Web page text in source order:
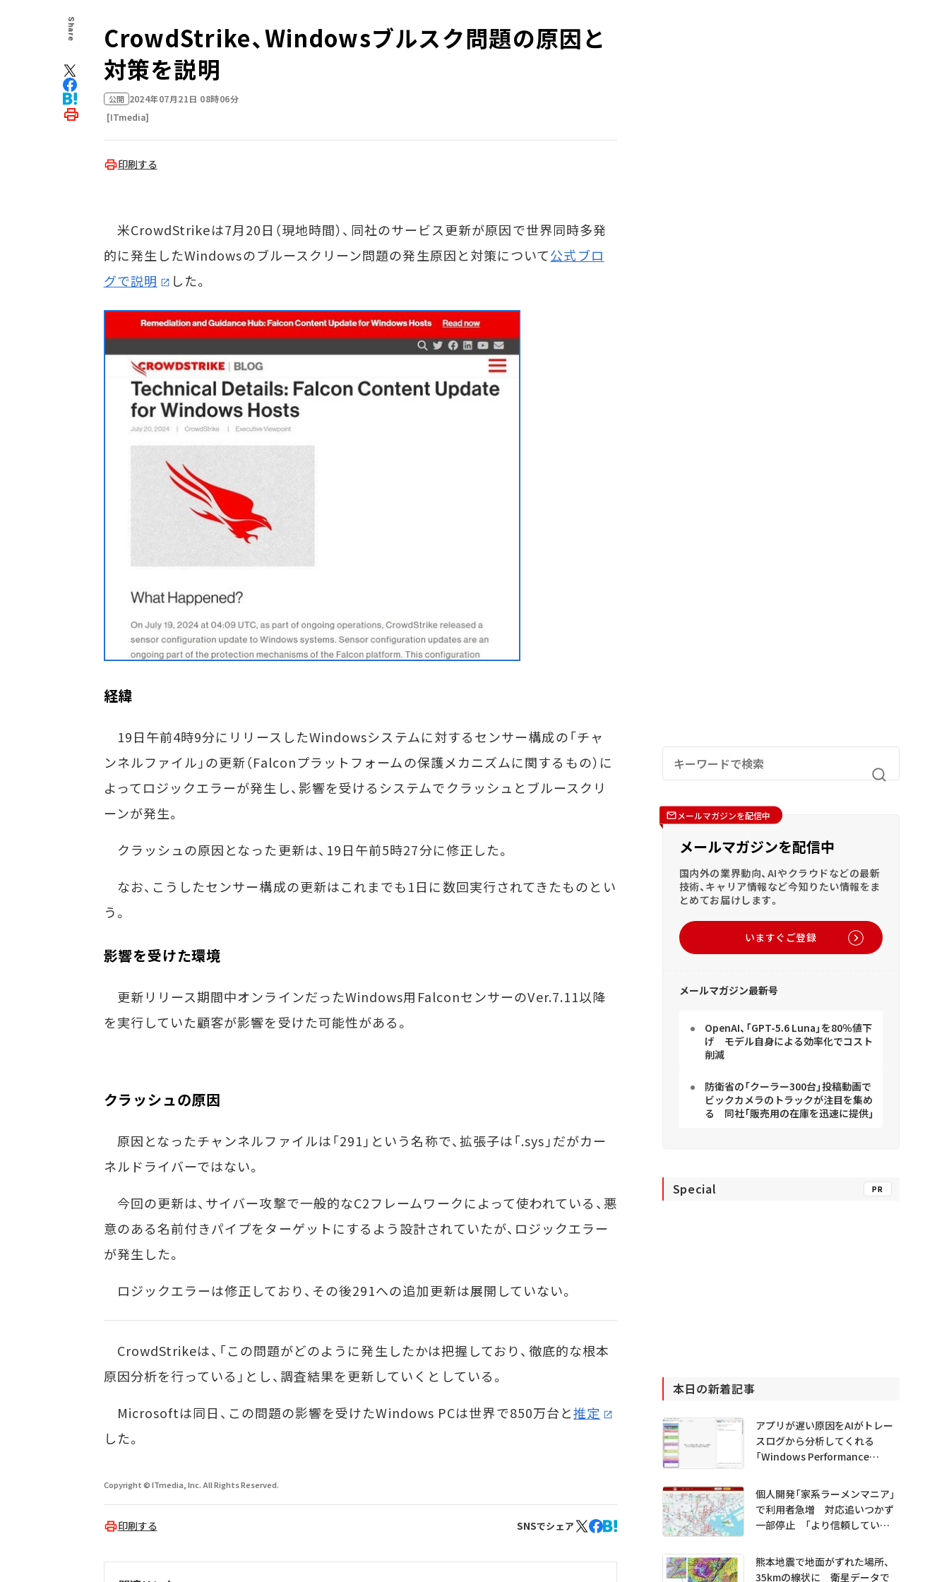
Share
CrowdStrike、Windowsブルスク問題の原因と
対策を説明
公開 2024年07月21日 08時06分
[ITmedia]
印刷する
米CrowdStrikeは7月20日（現地時間）、同社のサービス更新が原因で世界同時多発
的に発生したWindowsのブルースクリーン問題の発生原因と対策について公式ブロ
グで説明
した。
経緯
19日午前4時9分にリリースしたWindowsシステムに対するセンサー構成の「チャ
ンネルファイル」の更新（Falconプラットフォームの保護メカニズムに関するもの）に
よってロジックエラーが発生し、影響を受けるシステムでクラッシュとブルースクリ
ーンが発生。
クラッシュの原因となった更新は、19日午前5時27分に修正した。
なお、こうしたセンサー構成の更新はこれまでも1日に数回実行されてきたものとい
う。
影響を受けた環境
更新リリース期間中オンラインだったWindows用FalconセンサーのVer.7.11以降
を実行していた顧客が影響を受けた可能性がある。
クラッシュの原因
原因となったチャンネルファイルは「291」という名称で、拡張子は「.sys」だがカー
ネルドライバーではない。
今回の更新は、サイバー攻撃で一般的なC2フレームワークによって使われている、悪
意のある名前付きパイプをターゲットにするよう設計されていたが、ロジックエラー
が発生した。
ロジックエラーは修正しており、その後291への追加更新は展開していない。
CrowdStrikeは、「この問題がどのように発生したかは把握しており、徹底的な根本
原因分析を行っている」とし、調査結果を更新していくとしている。
Microsoftは同日、この問題の影響を受けたWindows PCは世界で850万台と推定
した。
Copyright © ITmedia, Inc. All Rights Reserved.
印刷する SNSでシェア
メールマガジンを配信中
メールマガジンを配信中
国内外の業界動向、AIやクラウドなどの最新
技術、キャリア情報など今知りたい情報をま
とめてお届けします。
いますぐご登録
メールマガジン最新号
OpenAI、「GPT-5.6 Luna」を80％値下
げ モデル自身による効率化でコスト
削減
防衛省の「クーラー300台」投稿動画で
ビックカメラのトラックが注目を集め
る 同社「販売用の在庫を迅速に提供」
Special PR
本日の新着記事
アプリが遅い原因をAIがトレー
スログから分析してくれる
「Windows Performance
プレビュー公開
個人開発「家系ラーメンマニア」
で利用者急増 対応追いつかず
一部停止 「より信頼していた
熊本地震で地面がずれた場所、
35kmの線状に 衛星データで